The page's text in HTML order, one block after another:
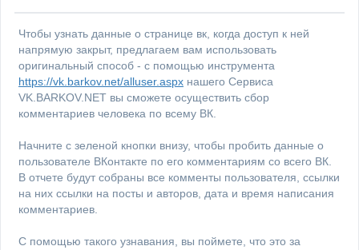
Чтобы узнать данные о странице вк, когда доступ к ней
напрямую закрыт, предлагаем вам использовать
оригинальный способ - с помощью инструмента
https://vk.barkov.net/alluser.aspx нашего Сервиса
VK.BARKOV.NET вы сможете осуществить сбор
комментариев человека по всему ВК.
Начните с зеленой кнопки внизу, чтобы пробить данные о
пользователе ВКонтакте по его комментариям со всего ВК.
В отчете будут собраны все комменты пользователя, ссылки
на них ссылки на посты и авторов, дата и время написания
комментариев.
С помощью такого узнавания, вы поймете, что это за